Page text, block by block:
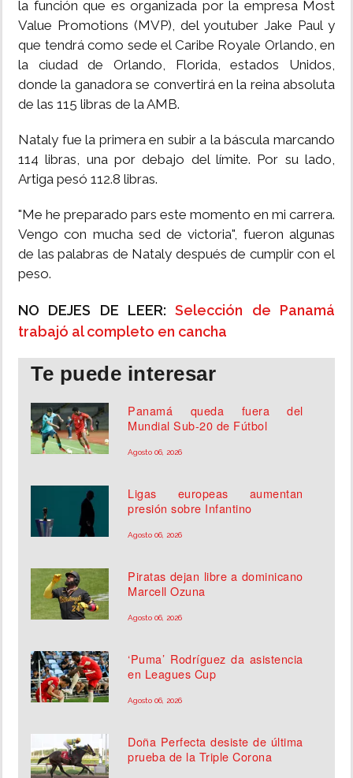
la función que es organizada por la empresa Most
Value Promotions (MVP), del youtuber Jake Paul y
que tendrá como sede el Caribe Royale Orlando, en
la ciudad de Orlando, Florida, estados Unidos,
donde la ganadora se convertirá en la reina absoluta
de las 115 libras de la AMB.
Nataly fue la primera en subir a la báscula marcando
114 libras, una por debajo del límite. Por su lado,
Artiga pesó 112.8 libras.
"Me he preparado pars este momento en mi carrera.
Vengo con mucha sed de victoria", fueron algunas
de las palabras de Nataly después de cumplir con el
peso.
NO DEJES DE LEER:Selección de Panamá
trabajó al completo en cancha
Te puede interesar
Panamá queda fuera del
Mundial Sub-20 de Fútbol
Agosto 06, 2026
Ligas europeas aumentan
presión sobre Infantino
Agosto 06, 2026
Piratas dejan libre a dominicano
Marcell Ozuna
Agosto 06, 2026
‘Puma’ Rodríguez da asistencia
en Leagues Cup
Agosto 06, 2026
Doña Perfecta desiste de última
prueba de la Triple Corona